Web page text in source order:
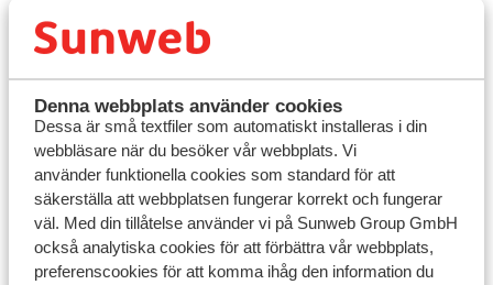
Denna webbplats använder cookies
Dessa är små textfiler som automatiskt installeras i din
webbläsare när du besöker vår webbplats. Vi
använder funktionella cookies som standard för att
säkerställa att webbplatsen fungerar korrekt och fungerar
väl. Med din tillåtelse använder vi på Sunweb Group GmbH
också analytiska cookies för att förbättra vår webbplats,
preferenscookies för att komma ihåg den information du
Rhodos väntar på dig
Se resor